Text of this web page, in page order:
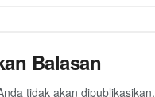
Balasan
tidak akan dipublikasikan.